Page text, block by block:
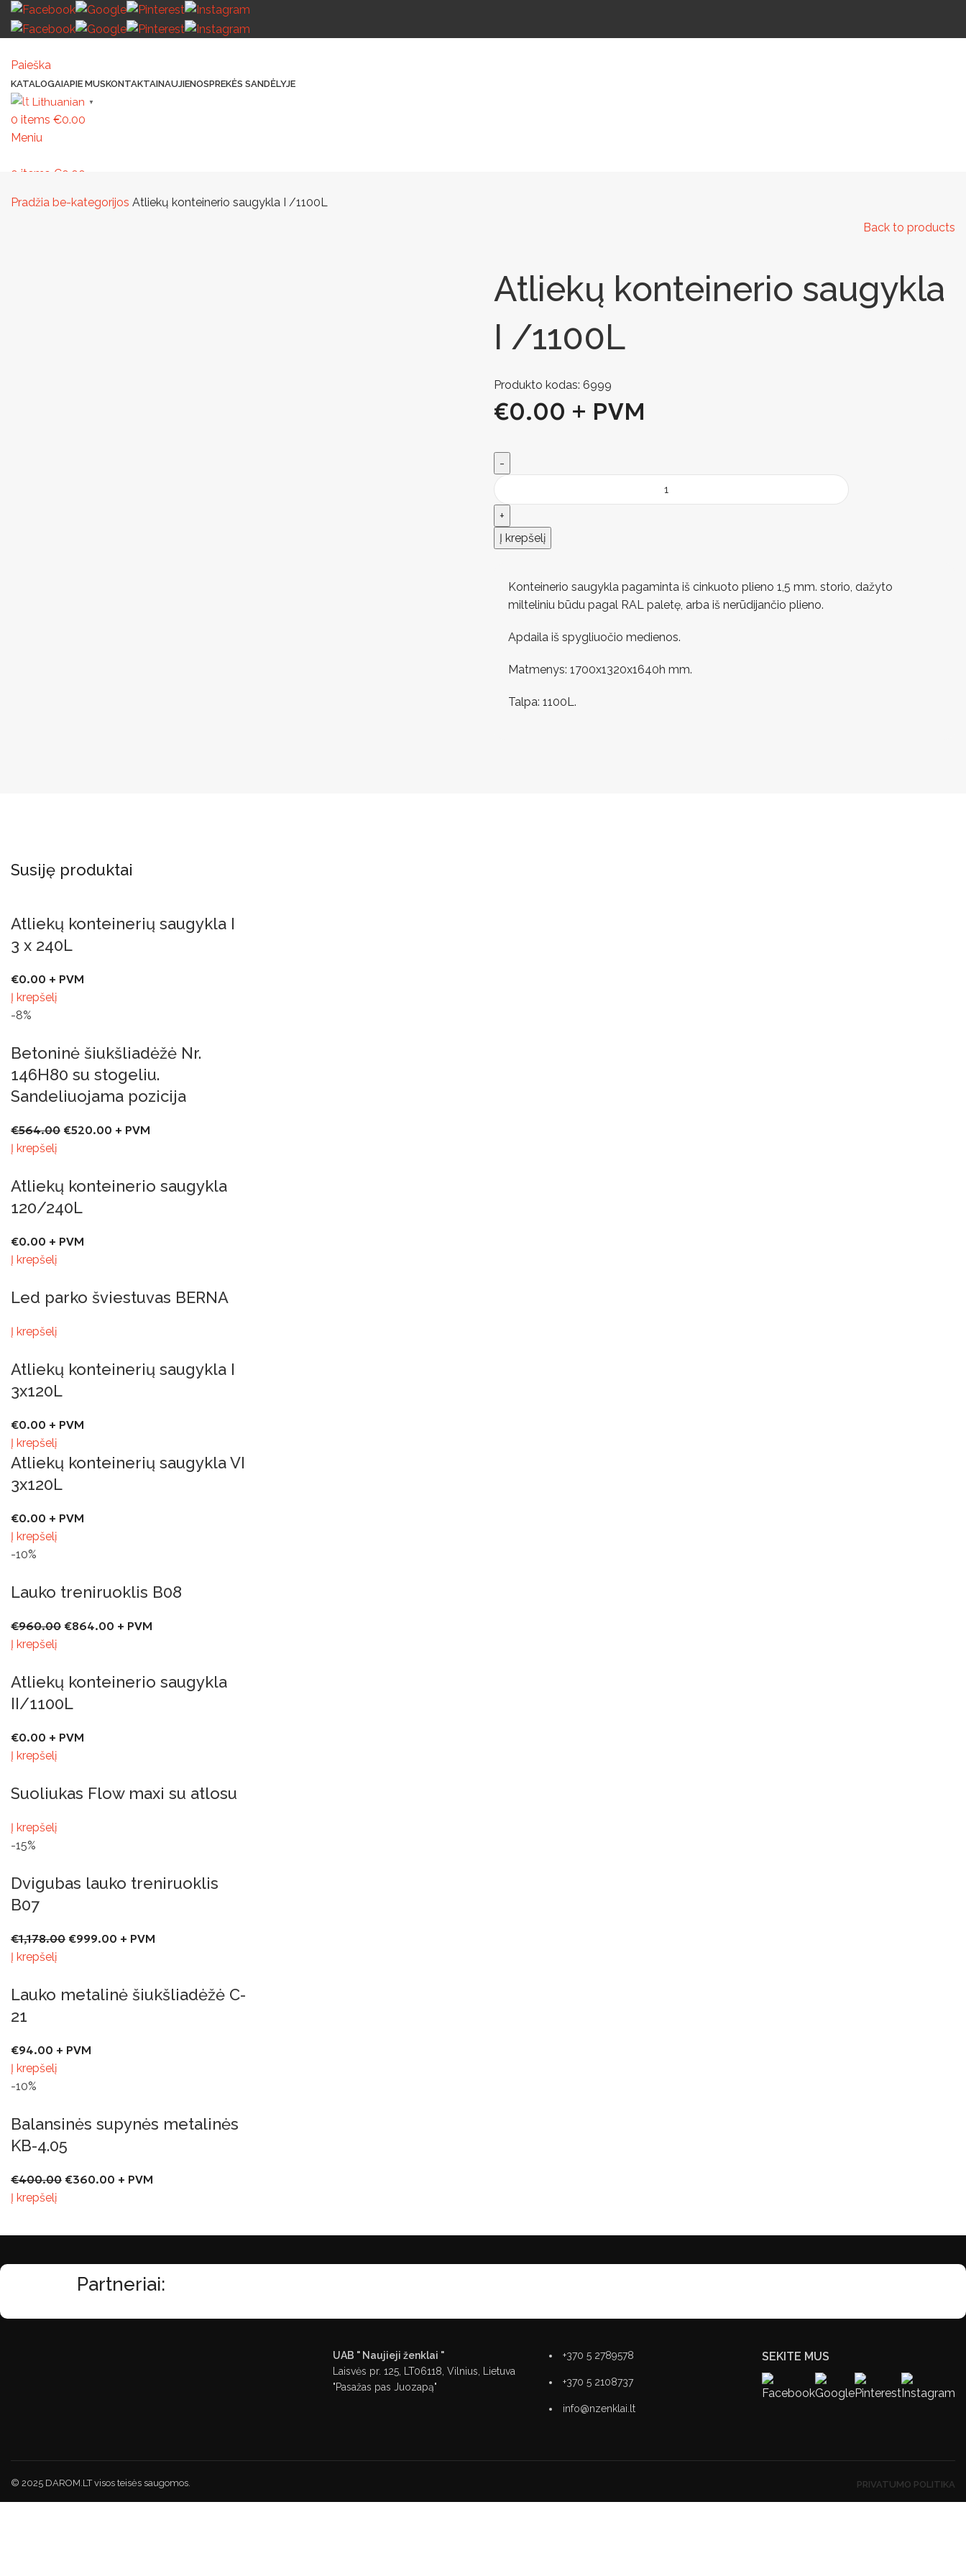
Paieška
KATALOGAIAPIE MUSKONTAKTAINAUJIENOSPREKĖS SANDĖLYJE
Lithuanian ▼
0 items €0.00
Meniu
0 items €0.00
Pradžia be-kategorijos Atliekų konteinerio saugykla I /1100L
Back to products
Atliekų konteinerio saugykla
I /1100L
Produkto kodas: 6999
€0.00 + PVM
Į krepšelį
Konteinerio saugykla pagaminta iš cinkuoto plieno 1,5 mm. storio, dažyto
milteliniu būdu pagal RAL paletę, arba iš nerūdijančio plieno.
Apdaila iš spygliuočio medienos.
Matmenys: 1700x1320x1640h mm.
Talpa: 1100L.
Susiję produktai
Atliekų konteinerių saugykla I
3 x 240L
€0.00 + PVM
Į krepšelį
-8%
Betoninė šiukšliadėžė Nr.
146H80 su stogeliu.
Sandeliuojama pozicija
€564.00 €520.00 + PVM
Į krepšelį
Atliekų konteinerio saugykla
120/240L
€0.00 + PVM
Į krepšelį
Led parko šviestuvas BERNA
Į krepšelį
Atliekų konteinerių saugykla I
3x120L
€0.00 + PVM
Į krepšelį
Atliekų konteinerių saugykla VI
3x120L
€0.00 + PVM
Į krepšelį
-10%
Lauko treniruoklis B08
€960.00 €864.00 + PVM
Į krepšelį
Atliekų konteinerio saugykla
II/1100L
€0.00 + PVM
Į krepšelį
Suoliukas Flow maxi su atlosu
Į krepšelį
-15%
Dvigubas lauko treniruoklis
B07
€1,178.00 €999.00 + PVM
Į krepšelį
Lauko metalinė šiukšliadėžė C-
21
€94.00 + PVM
Į krepšelį
-10%
Balansinės supynės metalinės
KB-4.05
€400.00 €360.00 + PVM
Į krepšelį
Partneriai:
UAB " Naujieji ženklai "
Laisvės pr. 125, LT06118, Vilnius, Lietuva
"Pasažas pas Juozapą"
+370 5 2789578
+370 5 2108737
info@nzenklai.lt
SEKITE MUS
© 2025 DAROM.LT visos teisės saugomos. PRIVATUMO POLITIKA